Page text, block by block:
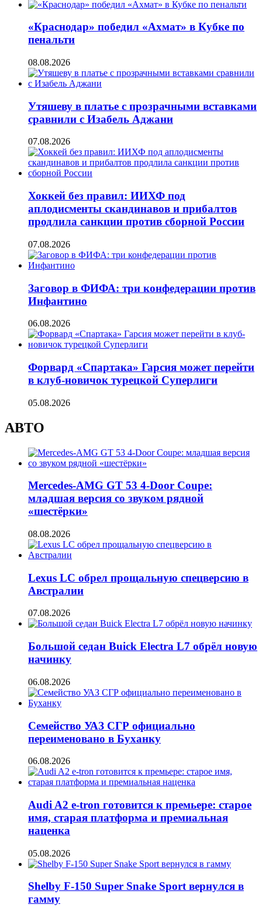
«Краснодар» победил «Ахмат» в Кубке по
пенальти
08.08.2026
Утяшеву в платье с прозрачными вставками
сравнили с Изабель Аджани
07.08.2026
Хоккей без правил: ИИХФ под
аплодисменты скандинавов и прибалтов
продлила санкции против сборной России
07.08.2026
Заговор в ФИФА: три конфедерации против
Инфантино
06.08.2026
Форвард «Спартака» Гарсия может перейти
в клуб-новичок турецкой Суперлиги
05.08.2026
АВТО
Mercedes-AMG GT 53 4-Door Coupe:
младшая версия со звуком рядной
«шестёрки»
08.08.2026
Lexus LC обрел прощальную спецверсию в
Австралии
07.08.2026
Большой седан Buick Electra L7 обрёл новую
начинку
06.08.2026
Семейство УАЗ СГР официально
переименовано в Буханку
06.08.2026
Audi A2 e-tron готовится к премьере: старое
имя, старая платформа и премиальная
наценка
05.08.2026
Shelby F-150 Super Snake Sport вернулся в
гамму